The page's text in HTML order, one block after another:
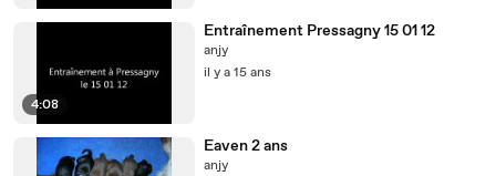
4:08
Entraînement Pressagny 15 01 12
anjy
il y a 15 ans
Eaven 2 ans
anjy